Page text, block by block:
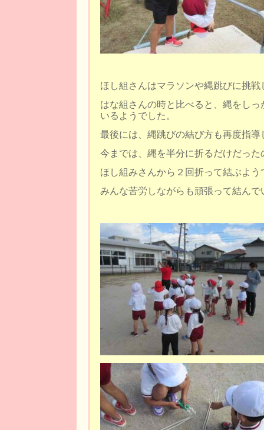
ほし組さんはマラソンや縄跳びに挑戦
はな組さんの時と比べると、縄をし
いるようでした。
最後には、縄跳びの結び方も再度指
今までは、縄を半分に折るだけだった
ほし組みさんから２回折って結ぶよう
みんな苦労しながらも頑張って結んで